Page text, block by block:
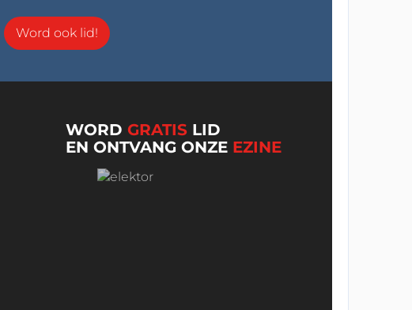
Word ook lid!
WORDGRATIS LID
EN ONTVANG ONZE EZINE